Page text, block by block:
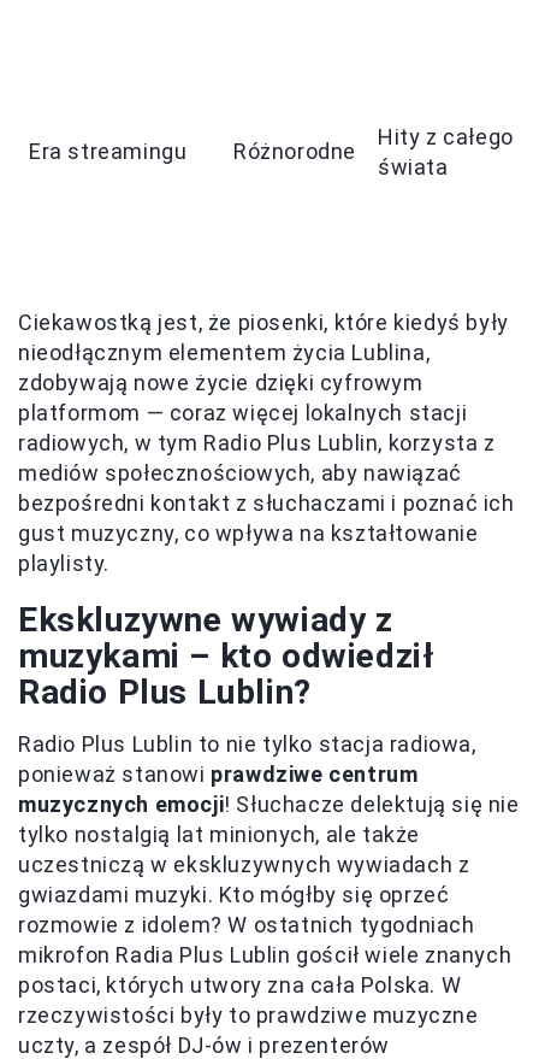
Era streamingu Różnorodne
Hity z całego
świata
Ciekawostką jest, że piosenki, które kiedyś były
nieodłącznym elementem życia Lublina,
zdobywają nowe życie dzięki cyfrowym
platformom — coraz więcej lokalnych stacji
radiowych, w tym Radio Plus Lublin, korzysta z
mediów społecznościowych, aby nawiązać
bezpośredni kontakt z słuchaczami i poznać ich
gust muzyczny, co wpływa na kształtowanie
playlisty.
Ekskluzywne wywiady z
muzykami – kto odwiedził
Radio Plus Lublin?
Radio Plus Lublin to nie tylko stacja radiowa,
ponieważ stanowi prawdziwe centrum
muzycznych emocji! Słuchacze delektują się nie
tylko nostalgią lat minionych, ale także
uczestniczą w ekskluzywnych wywiadach z
gwiazdami muzyki. Kto mógłby się oprzeć
rozmowie z idolem? W ostatnich tygodniach
mikrofon Radia Plus Lublin gościł wiele znanych
postaci, których utwory zna cała Polska. W
rzeczywistości były to prawdziwe muzyczne
uczty, a zespół DJ-ów i prezenterów